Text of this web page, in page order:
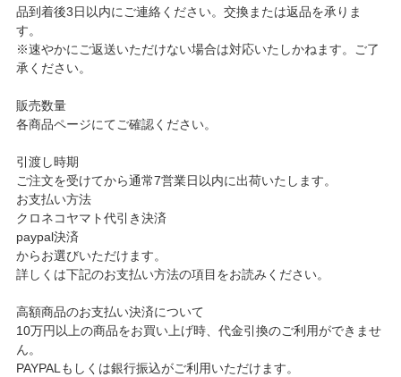
品到着後3日以内にご連絡ください。交換または返品を承りま
す。
※速やかにご返送いただけない場合は対応いたしかねます。ご了
承ください。
販売数量
各商品ページにてご確認ください。
引渡し時期
ご注文を受けてから通常7営業日以内に出荷いたします。
お支払い方法
クロネコヤマト代引き決済
paypal決済
からお選びいただけます。
詳しくは下記のお支払い方法の項目をお読みください。
高額商品のお支払い決済について
10万円以上の商品をお買い上げ時、代金引換のご利用ができませ
ん。
PAYPALもしくは銀行振込がご利用いただけます。